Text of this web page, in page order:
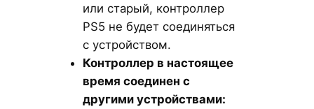
или старый, контроллер
PS5 не будет соединяться
с устройством.
Контроллер в настоящее
время соединен с
другими устройствами: